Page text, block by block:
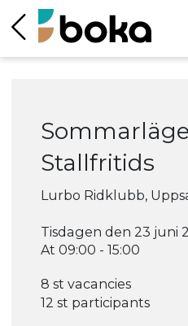
Stallfritids
Lurbo Ridklubb,
Tisdagen den 23 juni
At 09:00 - 15:00
8 st vacancies
12 st participants